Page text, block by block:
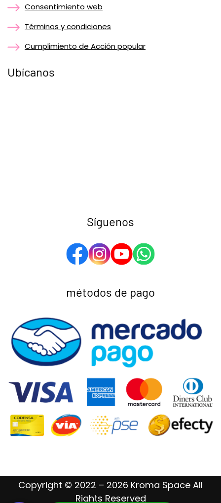
Consentimiento web
Términos y condiciones
Cumplimiento de Acción popular
Ubícanos
Síguenos
métodos de pago
Copyright © 2022 – 2026 Kroma Space All
Rights Reserved